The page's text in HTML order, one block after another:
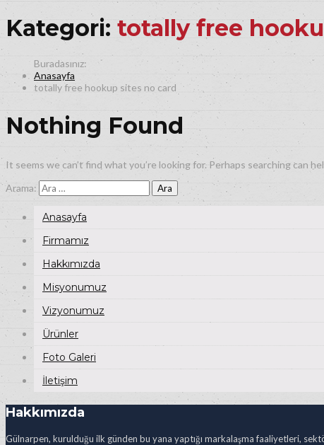
Kategori: totally free
Anasayfa
totally free hookup sites no card
Nothing Found
It seems we can’t find what you’re looking for. Perhaps searching can
Arama:
Anasayfa
Firmamız
Hakkımızda
Misyonumuz
Vizyonumuz
Ürünler
Foto Galeri
İletişim
Hakkımızda
Gülnarpen, kurulduğu ilk günden bu yana yaptığı markalaşma faaliyetleri,